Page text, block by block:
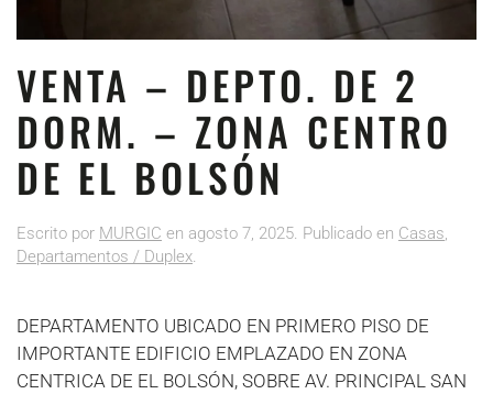
VENTA – DEPTO. DE 2
DORM. – ZONA CENTRO
DE EL BOLSÓN
Escrito por MURGIC en agosto 7, 2025. Publicado en Casas,
Departamentos / Duplex.
DEPARTAMENTO UBICADO EN PRIMERO PISO DE
IMPORTANTE EDIFICIO EMPLAZADO EN ZONA
CENTRICA DE EL BOLSÓN, SOBRE AV. PRINCIPAL SAN